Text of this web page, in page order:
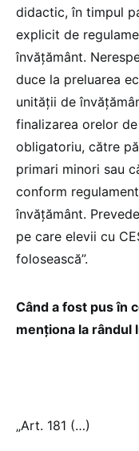
didactic, în timpul
explicit de
învățământ.
duce la preluarea
unității de
finalizarea orelor
obligatoriu, către
primari minori sau
conform
învățământ.
pe care elevii cu
folosească”.
Când a fost pus în
menționa la rândul
„Art. 181 (…)